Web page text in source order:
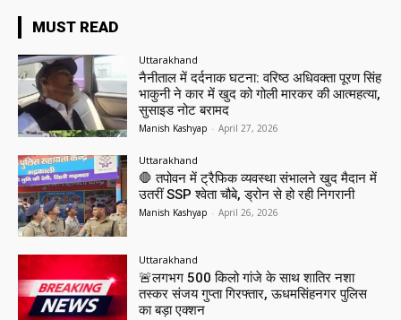
MUST READ
Uttarakhand
नैनीताल में दर्दनाक घटना: वरिष्ठ अधिवक्ता पूरण सिंह
भाकुनी ने कार में खुद को गोली मारकर की आत्महत्या,
सुसाइड नोट बरामद
Manish Kashyap - April 27, 2026
Uttarakhand
🛑 तपोवन में ट्रैफिक व्यवस्था संभालने खुद मैदान में
उतरीं SSP श्वेता चौबे, ड्रोन से हो रही निगरानी
Manish Kashyap - April 26, 2026
Uttarakhand
🚨लगभग 500 किलो गांजे के साथ शातिर नशा
तस्कर संजय गुप्ता गिरफ्तार, ऊधमसिंहनगर पुलिस
का बड़ा एक्शन